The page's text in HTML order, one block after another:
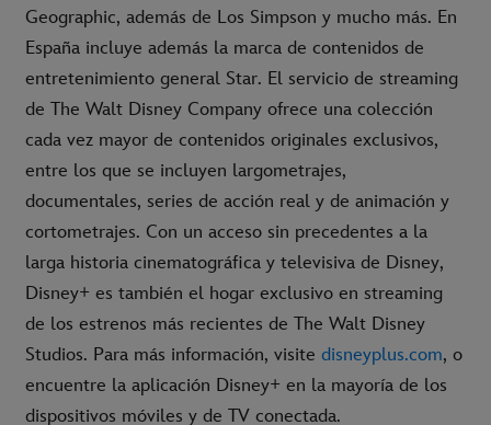
Geographic, además de Los Simpson y mucho más. En
España incluye además la marca de contenidos de
entretenimiento general Star. El servicio de streaming
de The Walt Disney Company ofrece una colección
cada vez mayor de contenidos originales exclusivos,
entre los que se incluyen largometrajes,
documentales, series de acción real y de animación y
cortometrajes. Con un acceso sin precedentes a la
larga historia cinematográfica y televisiva de Disney,
Disney+ es también el hogar exclusivo en streaming
de los estrenos más recientes de The Walt Disney
Studios. Para más información, visite disneyplus.com, o
encuentre la aplicación Disney+ en la mayoría de los
dispositivos móviles y de TV conectada.